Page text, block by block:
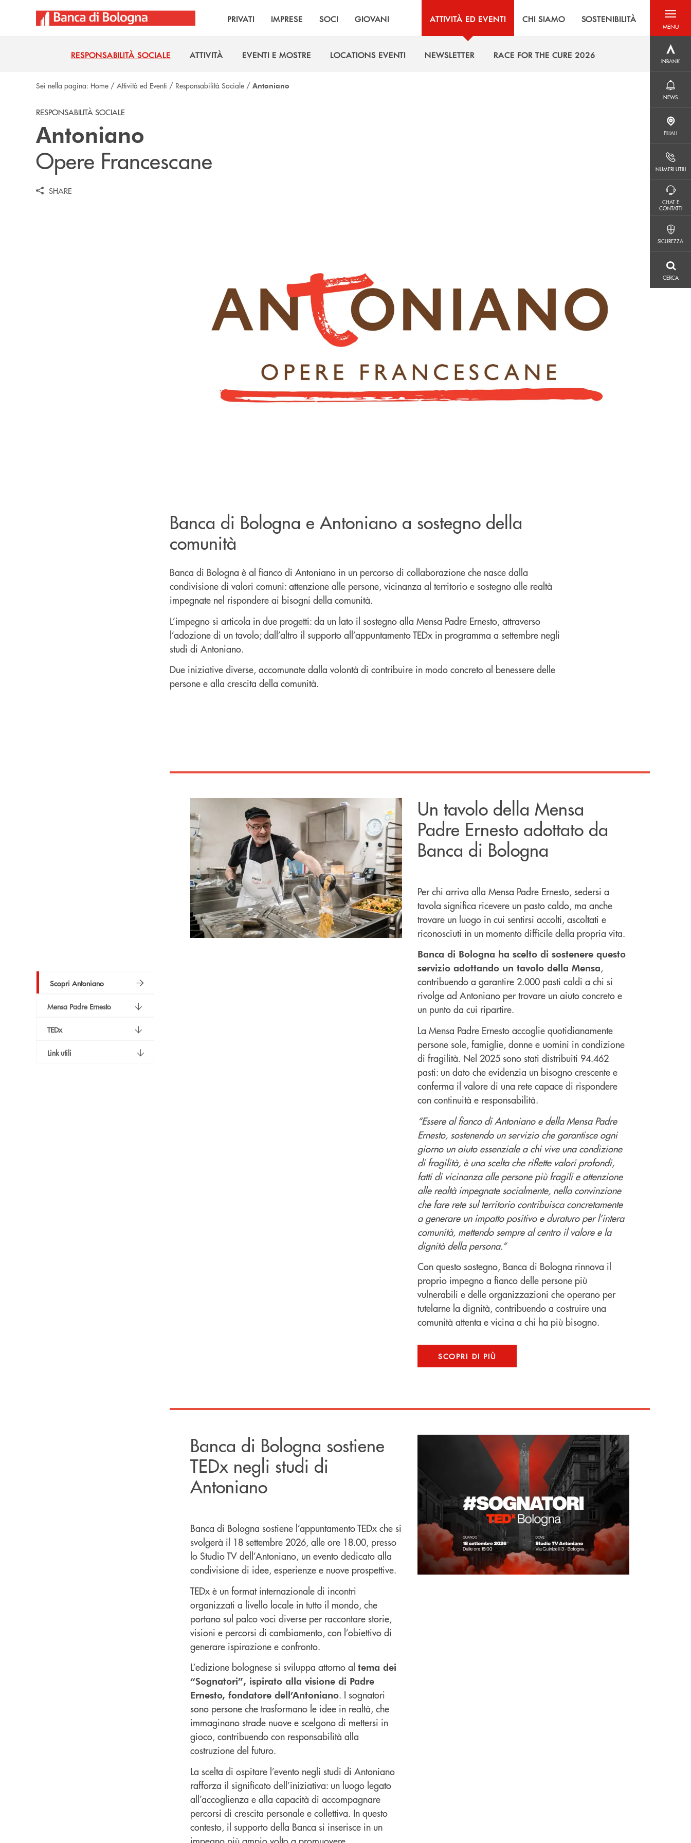
PRIVATI IMPRESE SOCI GIOVANI ATTIVITÀ ED EVENTI CHI SIAMO SOSTENIBILITÀ
MENU
menu
INBANK
NEWS
FILIALI
NUMERI UTILI
CHAT E
CONTATTI
SICUREZZA
CERCA
RESPONSABILITÀ SOCIALE
ATTIVITÀ
EVENTI E MOSTRE
LOCATIONS EVENTI
NEWSLETTER
RACE FOR THE CURE 2026
Sei nella pagina: Home / Attività ed Eventi / Responsabilità Sociale / Antoniano
RESPONSABILITÀ SOCIALE
Antoniano
Opere Francescane
SHARE
Scopri Antoniano
Mensa Padre Ernesto
TEDx
Link utili
Banca di Bologna e Antoniano a sostegno della
comunità
Banca di Bologna è al fianco di Antoniano in un percorso di collaborazione che nasce dalla
condivisione di valori comuni: attenzione alle persone, vicinanza al territorio e sostegno alle realtà
impegnate nel rispondere ai bisogni della comunità.
L’impegno si articola in due progetti: da un lato il sostegno alla Mensa Padre Ernesto, attraverso
l’adozione di un tavolo; dall’altro il supporto all’appuntamento TEDx in programma a settembre negli
studi di Antoniano.
Due iniziative diverse, accomunate dalla volontà di contribuire in modo concreto al benessere delle
persone e alla crescita della comunità.
Un tavolo della Mensa
Padre Ernesto adottato da
Banca di Bologna
Per chi arriva alla Mensa Padre Ernesto, sedersi a
tavola significa ricevere un pasto caldo, ma anche
trovare un luogo in cui sentirsi accolti, ascoltati e
riconosciuti in un momento difficile della propria vita.
Banca di Bologna ha scelto di sostenere questo
servizio adottando un tavolo della Mensa,
contribuendo a garantire 2.000 pasti caldi a chi si
rivolge ad Antoniano per trovare un aiuto concreto e
un punto da cui ripartire.
La Mensa Padre Ernesto accoglie quotidianamente
persone sole, famiglie, donne e uomini in condizione
di fragilità. Nel 2025 sono stati distribuiti 94.462
pasti: un dato che evidenzia un bisogno crescente e
conferma il valore di una rete capace di rispondere
con continuità e responsabilità.
“Essere al fianco di Antoniano e della Mensa Padre
Ernesto, sostenendo un servizio che garantisce ogni
giorno un aiuto essenziale a chi vive una condizione
di fragilità, è una scelta che riflette valori profondi,
fatti di vicinanza alle persone più fragili e attenzione
alle realtà impegnate socialmente, nella convinzione
che fare rete sul territorio contribuisca concretamente
a generare un impatto positivo e duraturo per l’intera
comunità, mettendo sempre al centro il valore e la
dignità della persona.”
Con questo sostegno, Banca di Bologna rinnova il
proprio impegno a fianco delle persone più
vulnerabili e delle organizzazioni che operano per
tutelarne la dignità, contribuendo a costruire una
comunità attenta e vicina a chi ha più bisogno.
SCOPRI DI PIÙ
Banca di Bologna sostiene
TEDx negli studi di
Antoniano
Banca di Bologna sostiene l’appuntamento TEDx che si
svolgerà il 18 settembre 2026, alle ore 18.00, presso
lo Studio TV dell’Antoniano, un evento dedicato alla
condivisione di idee, esperienze e nuove prospettive.
TEDx è un format internazionale di incontri
organizzati a livello locale in tutto il mondo, che
portano sul palco voci diverse per raccontare storie,
visioni e percorsi di cambiamento, con l’obiettivo di
generare ispirazione e confronto.
L’edizione bolognese si sviluppa attorno al tema dei
“Sognatori”, ispirato alla visione di Padre
Ernesto, fondatore dell’Antoniano. I sognatori
sono persone che trasformano le idee in realtà, che
immaginano strade nuove e scelgono di mettersi in
gioco, contribuendo con responsabilità alla
costruzione del futuro.
La scelta di ospitare l’evento negli studi di Antoniano
rafforza il significato dell’iniziativa: un luogo legato
all’accoglienza e alla capacità di accompagnare
percorsi di crescita personale e collettiva. In questo
contesto, il supporto della Banca si inserisce in un